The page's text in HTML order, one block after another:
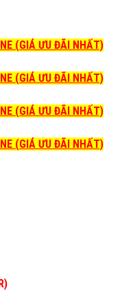
(GIÁ ƯU ĐÃI NHẤT)
(GIÁ ƯU ĐÃI NHẤT)
(GIÁ ƯU ĐÃI NHẤT)
(GIÁ ƯU ĐÃI NHẤT)